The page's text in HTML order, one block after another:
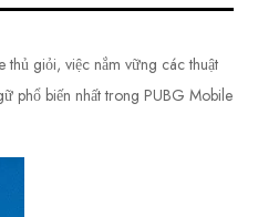
thủ giỏi, việc nắm vững các thuật
phổ biến nhất trong PUBG Mobile